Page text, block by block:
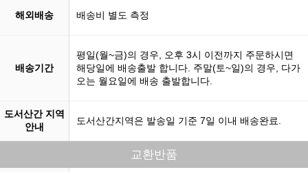
해외배송 배송비 별도 측정
배송기간
평일(월~금)의 경우, 오후 3시 이전까지 주문하시면
해당일에 배송출발 합니다. 주말(토~일)의 경우, 다가
오는 월요일에 배송 출발합니다.
도서산간 지역
안내
도서산간지역은 발송일 기준 7일 이내 배송완료.
교환반품